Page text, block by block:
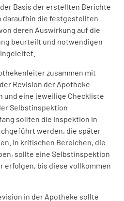
Basis der erstellten Berichte
daraufhin die festgestellten
deren Auswirkung auf die
beurteilt und notwendigen
zusammen mit
Revision der Apotheke
und eine jeweilige Checkliste
Selbstinspektion
sollten die Inspektion in
werden, die später
In kritischen Bereichen, die
sollte eine Selbstinspektion
erfolgen, bis diese vollkommen
in der Apotheke sollte